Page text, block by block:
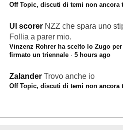
Off Topic, discuti di temi non ancora
Ul scorer NZZ che spara uno
Follia a parer mio.
Vinzenz Rohrer ha scelto lo Zugo
firmato un triennale· 5 hours ago
Zalander Trovo anche io
Off Topic, discuti di temi non ancora